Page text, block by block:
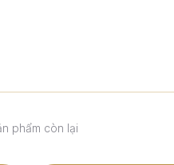
phẩm còn lại